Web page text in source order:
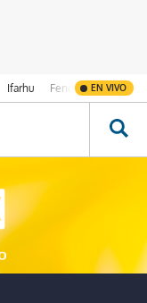
Ifarhu Fenómeno de El
EN VIVO